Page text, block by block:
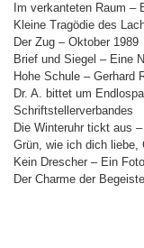
Im verkanteten Raum –
Kleine Tragödie des
Der Zug – Oktober 1989
Brief und Siegel – Eine
Hohe Schule – Gerhard
Dr. A. bittet um
Schriftstellerverbandes
Die Winteruhr tickt aus
Grün, wie ich dich liebe,
Kein Drescher – Ein
Der Charme der